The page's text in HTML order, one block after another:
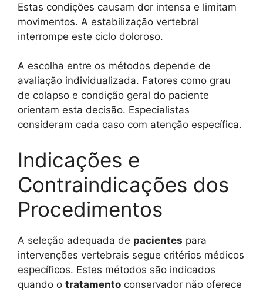
Estas condições causam dor intensa e limitam
movimentos. A estabilização vertebral
interrompe este ciclo doloroso.
A escolha entre os métodos depende de
avaliação individualizada. Fatores como grau
de colapso e condição geral do paciente
orientam esta decisão. Especialistas
consideram cada caso com atenção específica.
Indicações e
Contraindicações dos
Procedimentos
A seleção adequada de pacientes para
intervenções vertebrais segue critérios médicos
específicos. Estes métodos são indicados
quando o tratamento conservador não oferece